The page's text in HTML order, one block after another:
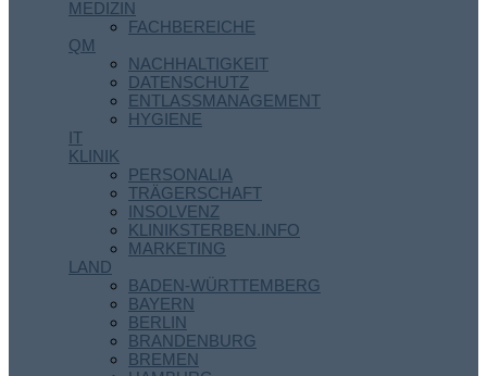
MEDIZIN
FACHBEREICHE
QM
NACHHALTIGKEIT
DATENSCHUTZ
ENTLASSMANAGEMENT
HYGIENE
IT
KLINIK
PERSONALIA
TRÄGERSCHAFT
INSOLVENZ
KLINIKSTERBEN.INFO
MARKETING
LAND
BADEN-WÜRTTEMBERG
BAYERN
BERLIN
BRANDENBURG
BREMEN